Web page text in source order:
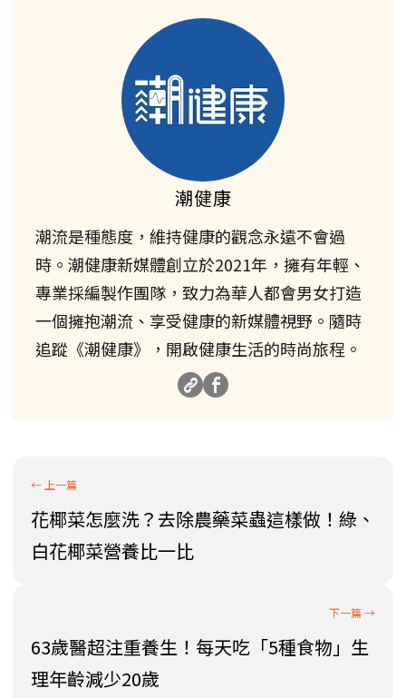
潮健康
潮流是種態度，維持健康的觀念永遠不會過
時。潮健康新媒體創立於2021年，擁有年輕、
專業採編製作團隊，致力為華人都會男女打造
一個擁抱潮流、享受健康的新媒體視野。隨時
追蹤《潮健康》，開啟健康生活的時尚旅程。
花椰菜怎麼洗？去除農藥菜蟲這樣做！綠、
白花椰菜營養比一比
63歲醫超注重養生！每天吃「5種食物」生
理年齡減少20歲